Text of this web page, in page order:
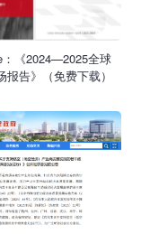
：《2024—2025全球
报告》（免费下载）